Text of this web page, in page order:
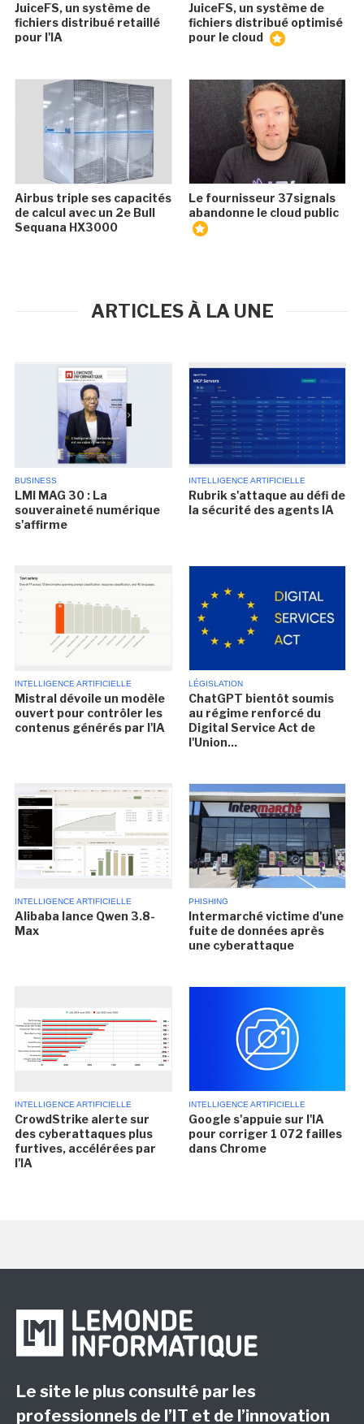
JuiceFS, un système de
fichiers distribué retaillé
pour l'IA
JuiceFS, un système de
fichiers distribué optimisé
pour le cloud
Airbus triple ses capacités
de calcul avec un 2e Bull
Sequana HX3000
Le fournisseur 37signals
abandonne le cloud public
ARTICLES À LA UNE
BUSINESS
LMI MAG 30 : La
souveraineté numérique
s'affirme
INTELLIGENCE ARTIFICIELLE
Rubrik s'attaque au défi de
la sécurité des agents IA
INTELLIGENCE ARTIFICIELLE
Mistral dévoile un modèle
ouvert pour contrôler les
contenus générés par l'IA
LÉGISLATION
ChatGPT bientôt soumis
au régime renforcé du
Digital Service Act de
l'Union...
INTELLIGENCE ARTIFICIELLE
Alibaba lance Qwen 3.8-
Max
PHISHING
Intermarché victime d'une
fuite de données après
une cyberattaque
INTELLIGENCE ARTIFICIELLE
CrowdStrike alerte sur
des cyberattaques plus
furtives, accélérées par
l'IA
INTELLIGENCE ARTIFICIELLE
Google s'appuie sur l'IA
pour corriger 1 072 failles
dans Chrome
Le site le plus consulté par les
professionnels de l’IT et de l’innovation